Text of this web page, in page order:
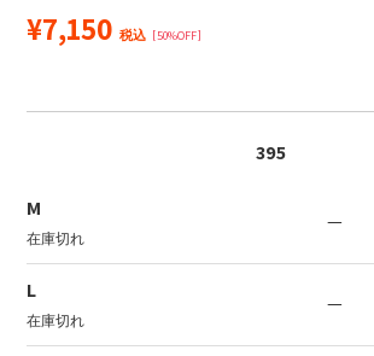
50%OFF
¥7,150 税込
395
M
在庫切れ
—
L
在庫切れ
—